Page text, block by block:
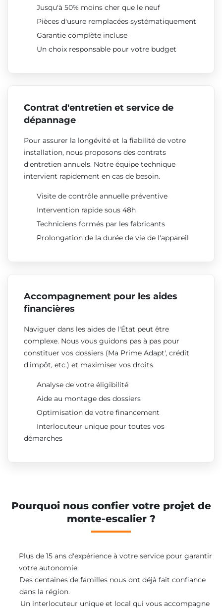
Jusqu'à 50% moins cher que le neuf
Pièces d'usure remplacées systématiquement
Garantie complète incluse
Un choix responsable pour votre budget
Contrat d'entretien et service de
dépannage
Pour assurer la longévité et la fiabilité de votre
installation, nous proposons des contrats
d'entretien annuels. Notre équipe technique
intervient rapidement en cas de besoin.
Visite de contrôle annuelle préventive
Intervention rapide sous 48h
Techniciens formés par les fabricants
Prolongation de la durée de vie de l'appareil
Accompagnement pour les aides
financières
Naviguer dans les aides de l'État peut être
complexe. Nous vous guidons pas à pas pour
constituer vos dossiers (Ma Prime Adapt', crédit
d'impôt, etc.) et maximiser vos droits.
Analyse de votre éligibilité
Aide au montage des dossiers
Optimisation de votre financement
Interlocuteur unique pour toutes vos
démarches
Pourquoi nous confier votre projet de
monte-escalier ?
Plus de 15 ans d'expérience à votre service pour garantir
votre autonomie.
Des centaines de familles nous ont déjà fait confiance
dans la région.
Un interlocuteur unique et local qui vous accompagne